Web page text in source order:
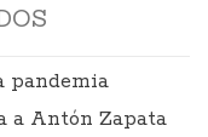
pandemia
a Antón Zapata